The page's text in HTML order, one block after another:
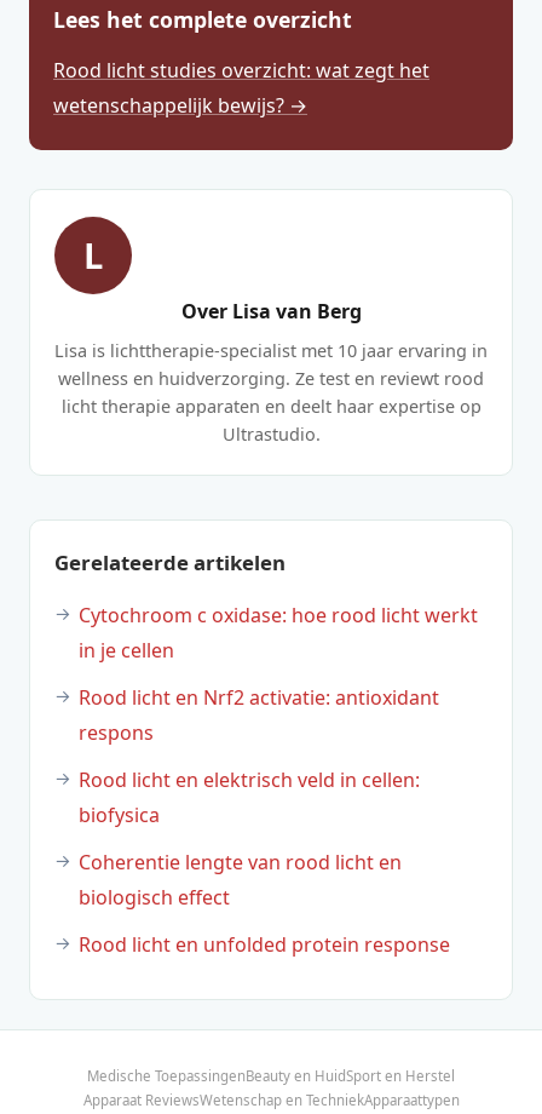
Lees het complete overzicht
Rood licht studies overzicht: wat zegt het
wetenschappelijk bewijs? →
L
Over Lisa van Berg
Lisa is lichttherapie-specialist met 10 jaar ervaring in
wellness en huidverzorging. Ze test en reviewt rood
licht therapie apparaten en deelt haar expertise op
Ultrastudio.
Gerelateerde artikelen
Cytochroom c oxidase: hoe rood licht werkt
in je cellen
Rood licht en Nrf2 activatie: antioxidant
respons
Rood licht en elektrisch veld in cellen:
biofysica
Coherentie lengte van rood licht en
biologisch effect
Rood licht en unfolded protein response
Medische ToepassingenBeauty en HuidSport en Herstel
Apparaat ReviewsWetenschap en TechniekApparaattypen